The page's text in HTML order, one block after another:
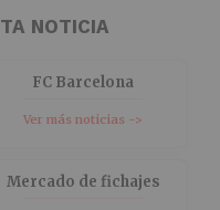
NOTICIA
FC Barcelona
Ver más noticias ->
Mercado de fichajes